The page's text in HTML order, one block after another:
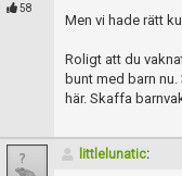
58
Men vi hade rätt
Roligt att du
bunt med barn
här. Skaffa
littlelunatic: